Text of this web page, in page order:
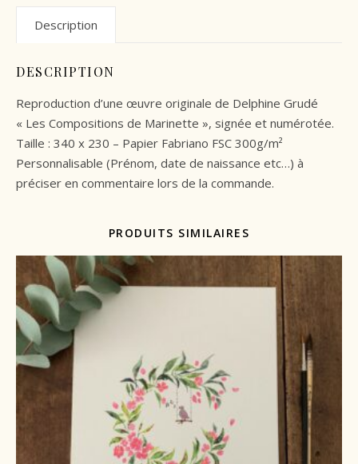
Description
DESCRIPTION
Reproduction d’une œuvre originale de Delphine Grudé
« Les Compositions de Marinette », signée et numérotée.
Taille : 340 x 230 – Papier Fabriano FSC 300g/m²
Personnalisable (Prénom, date de naissance etc…) à
préciser en commentaire lors de la commande.
PRODUITS SIMILAIRES